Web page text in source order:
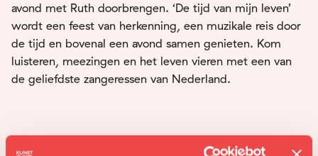
avond met Ruth doorbrengen. ‘De tijd van mijn leven’
wordt een feest van herkenning, een muzikale reis door
de tijd en bovenal een avond samen genieten. Kom
luisteren, meezingen en het leven vieren met een van
de geliefdste zangeressen van Nederland.